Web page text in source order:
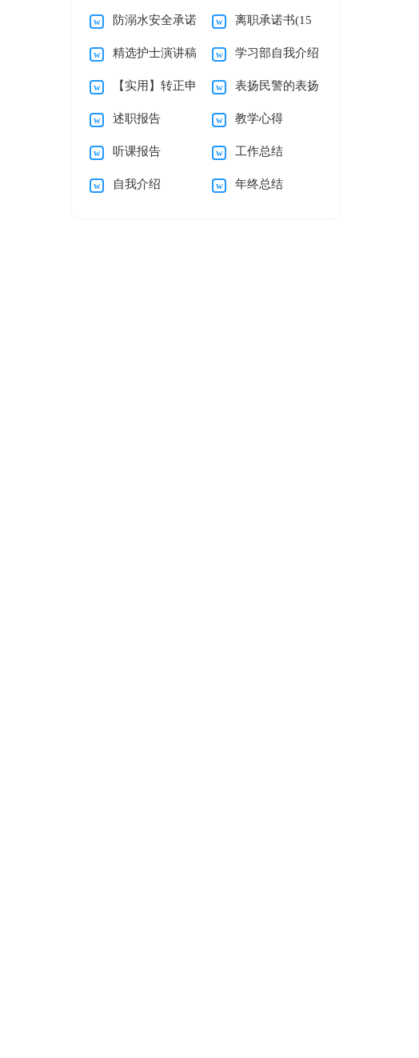
篇)
讲稿模板汇编九篇
防溺水安全承诺
书
离职承诺书(15
篇)
精选护士演讲稿
模板八篇
学习部自我介绍
【实用】转正申
请书集合六篇
表扬民警的表扬
信
述职报告 教学心得
听课报告 工作总结
自我介绍 年终总结